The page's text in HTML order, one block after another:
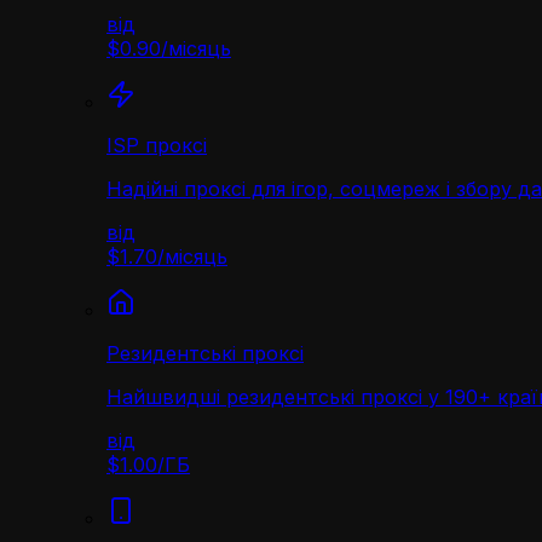
від
$0.90/місяць
ISP проксі
Надійні проксі для ігор, соцмереж і збору
від
$1.70/місяць
Резидентські проксі
Найшвидші резидентські проксі у 190+
від
$1.00/ГБ